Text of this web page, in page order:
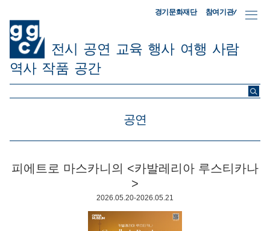
경기문화재단 참여기관/
전시 공연 교육 행사 여행 사람
역사 작품 공간
ggc/
공연
피에트로 마스카니의 <카발레리아 루스티카나
>
2026.05.20-2026.05.21